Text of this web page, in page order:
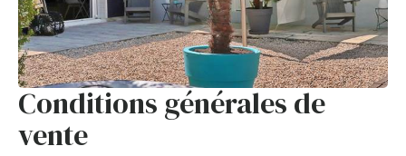
Conditions générales de
vente